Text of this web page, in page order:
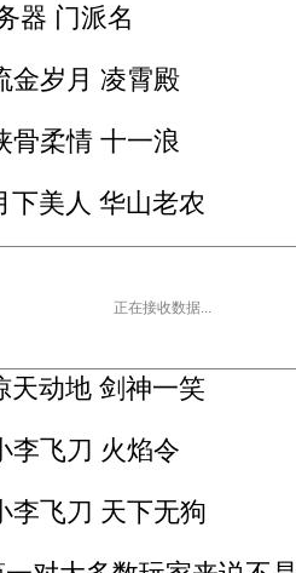
门派名
岁月 凌霄殿
柔情 十一浪
美人 华山老农
年华 明教55
逐鹿 太极玄流
动地 剑神一笑
飞刀 火焰令
飞刀 天下无狗
正在接收数据...